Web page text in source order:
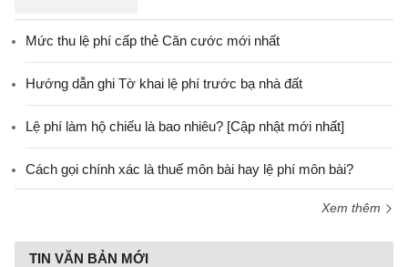
Mức thu lệ phí cấp thẻ Căn cước mới nhất
Hướng dẫn ghi Tờ khai lệ phí trước bạ nhà đất
Lệ phí làm hộ chiếu là bao nhiêu? [Cập nhật mới nhất]
Cách gọi chính xác là thuế môn bài hay lệ phí môn bài?
Xem thêm
TIN VĂN BẢN MỚI